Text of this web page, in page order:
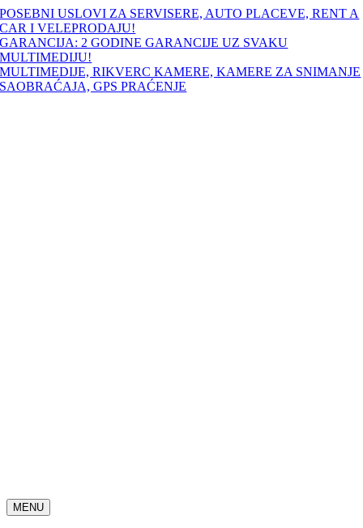
Skip
to
content
POSEBNI USLOVI ZA SERVISERE, AUTO PLACEVE, RENT A
CAR I VELEPRODAJU!
GARANCIJA: 2 GODINE GARANCIJE UZ SVAKU
MULTIMEDIJU!
MULTIMEDIJE, RIKVERC KAMERE, KAMERE ZA SNIMANJE
SAOBRAĆAJA, GPS PRAĆENJE
MENU